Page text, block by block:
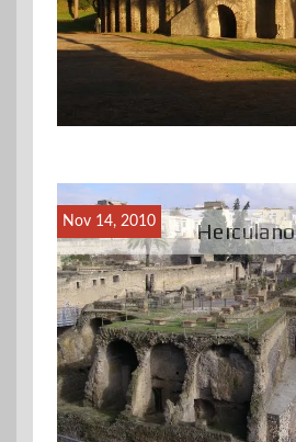
Herculano
Nov 14, 2010